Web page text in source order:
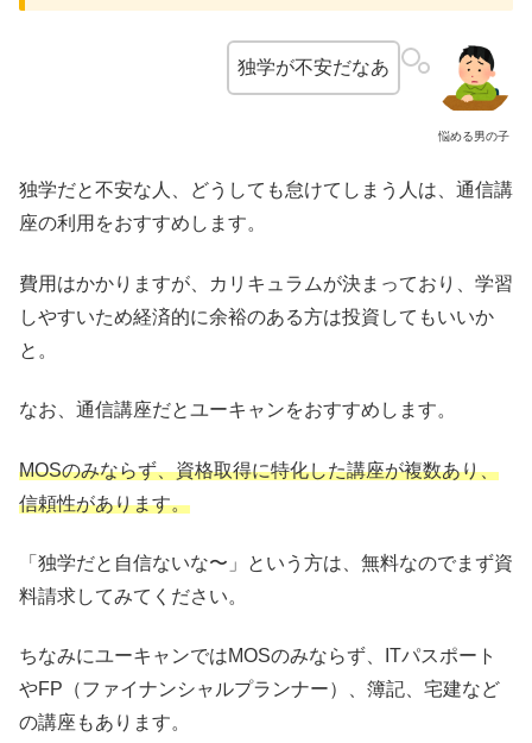
悩める男の子
独学が不安だなあ
独学だと不安な人、どうしても怠けてしまう人は、通信講
座の利用をおすすめします。
費用はかかりますが、カリキュラムが決まっており、学習
しやすいため経済的に余裕のある方は投資してもいいか
と。
なお、通信講座だとユーキャンをおすすめします。
MOSのみならず、資格取得に特化した講座が複数あり、
信頼性があります。
「独学だと自信ないな〜」という方は、無料なのでまず資
料請求してみてください。
ちなみにユーキャンではMOSのみならず、ITパスポート
やFP（ファイナンシャルプランナー）、簿記、宅建など
の講座もあります。